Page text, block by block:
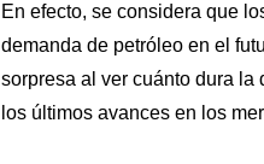
En efecto, se considera que
demanda de petróleo en el
sorpresa al ver cuánto dura la
los últimos avances en los